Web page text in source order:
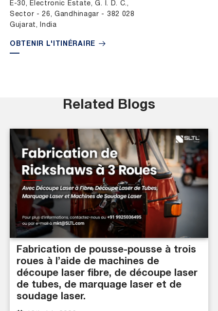
E-30, Electronic Estate, G. I. D. C.,
Sector - 26, Gandhinagar - 382 028
Gujarat, India
OBTENIR L'ITINÉRAIRE
Related Blogs
Fabrication de pousse-pousse à trois
roues à l’aide de machines de
découpe laser fibre, de découpe laser
de tubes, de marquage laser et de
soudage laser.